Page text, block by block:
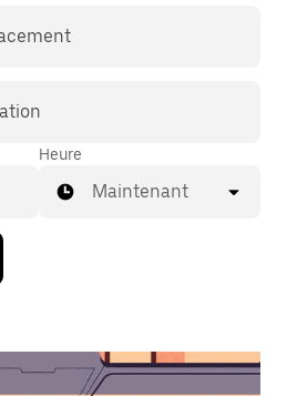
Heure
Maintenant